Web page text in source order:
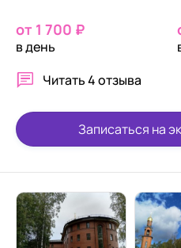
от 1 700 ₽
в день
Читать4 отзыва
Записаться на